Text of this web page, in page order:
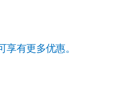
有更多优惠。